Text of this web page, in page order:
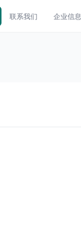
联系我们 企业信息